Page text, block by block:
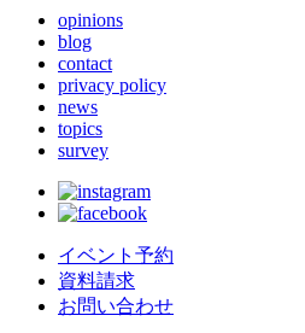
opinions
blog
contact
privacy policy
news
topics
survey
イベント予約
資料請求
お問い合わせ